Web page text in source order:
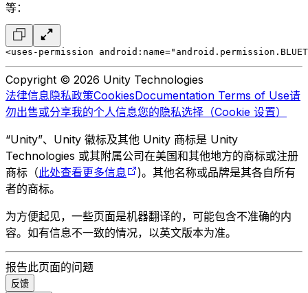
等：
<uses-permission
Copyright © 2026 Unity Technologies
法律信息隐私政策CookiesDocumentation Terms of Use请
勿出售或分享我的个人信息您的隐私选择（Cookie 设置）
“Unity”、Unity 徽标及其他 Unity 商标是 Unity
Technologies 或其附属公司在美国和其他地方的商标或注册
商标（此处查看更多信息
)。其他名称或品牌是其各自所有
者的商标。
为方便起见，一些页面是机器翻译的，可能包含不准确的内
容。如有信息不一致的情况，以英文版本为准。
报告此页面的问题
反馈